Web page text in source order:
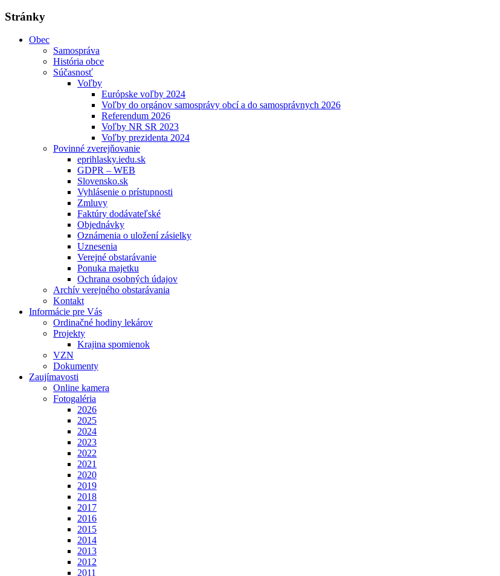
Stránky
Obec
Samospráva
História obce
Súčasnosť
Voľby
Európske voľby 2024
Voľby do orgánov samosprávy obcí a do samosprávnych 2026
Referendum 2026
Voľby NR SR 2023
Voľby prezidenta 2024
Povinné zverejňovanie
eprihlasky.iedu.sk
GDPR – WEB
Slovensko.sk
Vyhlásenie o prístupnosti
Zmluvy
Faktúry dodávateľské
Objednávky
Oznámenia o uložení zásielky
Uznesenia
Verejné obstarávanie
Ponuka majetku
Ochrana osobných údajov
Archív verejného obstarávania
Kontakt
Informácie pre Vás
Ordinačné hodiny lekárov
Projekty
Krajina spomienok
VZN
Dokumenty
Zaujímavosti
Online kamera
Fotogaléria
2026
2025
2024
2023
2022
2021
2020
2019
2018
2017
2016
2015
2014
2013
2012
2011